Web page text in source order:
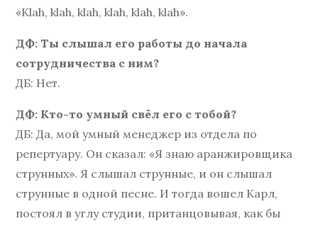
«Klah, klah, klah, klah, klah, klah».
ДФ: Ты слышал его работы до начала
сотрудничества с ним?
ДБ: Нет.
ДФ: Кто-то умный свёл его с тобой?
ДБ: Да, мой умный менеджер из отдела по
репертуару. Он сказал: «Я знаю аранжировщика
струнных». Я слышал струнные, и он слышал
струнные в одной песне. И тогда вошел Карл,
постоял в углу студии, пританцовывая, как бы